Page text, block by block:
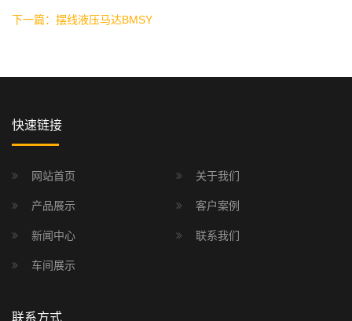
下一篇：摆线液压马达BMSY
快速链接
网站首页 关于我们
产品展示 客户案例
新闻中心 联系我们
车间展示
联系方式